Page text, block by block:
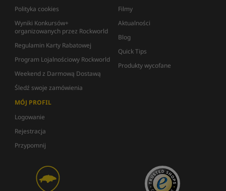
Polityka cookies
Wyniki Konkursów+
organizowanych przez Rockworld
Regulamin Karty Rabatowej
Program Lojalnościowy Rockworld
Weekend z Darmową Dostawą
Śledź swoje zamówienia
Filmy
Aktualności
Blog
Quick Tips
Produkty wycofane
MÓJ PROFIL
Logowanie
Rejestracja
Przypomnij